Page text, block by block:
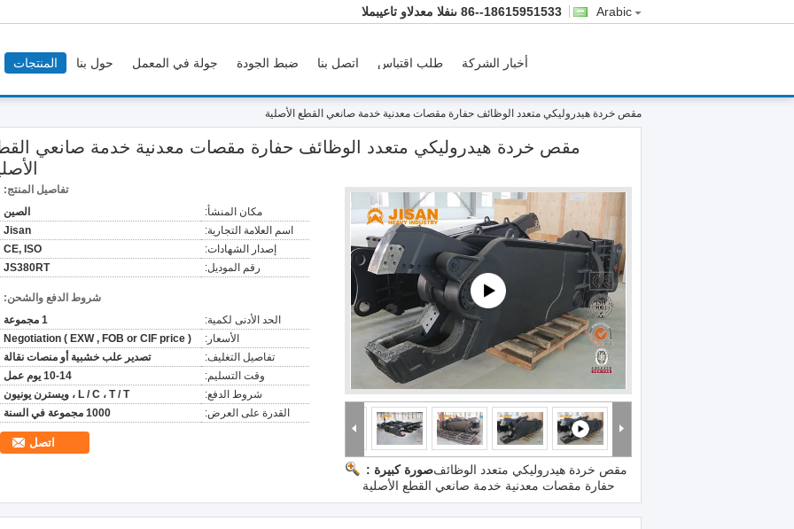
Arabic المبيعات والدعم الفنى 86--18615951533
المنتجات حول بنا جولة في المعمل ضبط الجودة اتصل بنا طلب اقتباس أخبار الشركة
مقص خردة هيدروليكي متعدد الوظائف حفارة مقصات معدنية خدمة صانعي القطع الأصلية
مقص خردة هيدروليكي متعدد الوظائف حفارة مقصات معدنية خدمة صانعي
صورة كبيرة :مقص خردة هيدروليكي متعدد الوظائف
حفارة مقصات معدنية خدمة صانعي القطع الأصلية
تفاصيل المنتج:
مكان المنشأ:
الصين
اسم العلامة التجارية:
Jisan
إصدار الشهادات:
CE, ISO
رقم الموديل:
JS380RT
شروط الدفع والشحن:
الحد الأدنى لكمية:
1 مجموعة
الأسعار:
Negotiation ( EXW , FOB or CIF price )
تفاصيل التغليف:
تصدير علب خشبية أو منصات نقالة
وقت التسليم:
10-14 يوم عمل
شروط الدفع:
L / C ، T / T ، ويسترن يونيون
القدرة على العرض:
1000 مجموعة في السنة
اتصل